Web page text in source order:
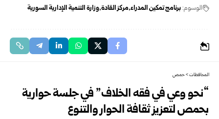
الوسوم:برنامج تمكين المدراء مركز القادة وزارة التنمية الإدارية السورية
المحافظات>حمص
“نحو وعي في فقه الخلاف” في جلسة حوارية
بحمص لتعزيز ثقافة الحوار والتنوع